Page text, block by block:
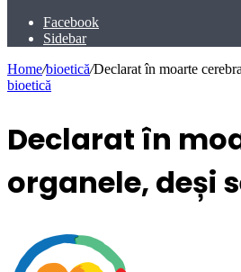
Facebook
Sidebar
Home/bioetică/Declarat în moarte
bioetică
Declarat în
organele, deși